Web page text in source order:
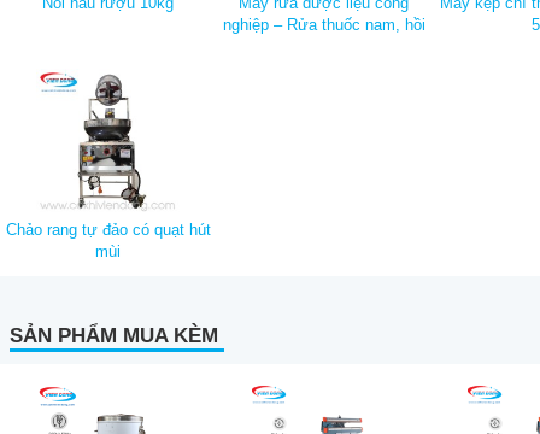
nghiệp – Rửa thuốc nam, hồi
Chảo rang tự đảo có quạt hút
mùi
SẢN PHẨM MUA KÈM